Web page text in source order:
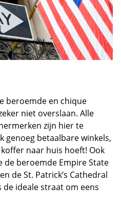
beroemde en chique
niet overslaan. Alle
zijn hier te
genoeg betaalbare winkels,
naar huis hoeft! Ook
de beroemde Empire State
de St. Patrick’s Cathedral
de ideale straat om eens